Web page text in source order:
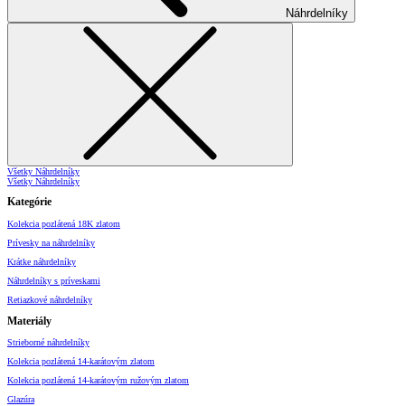
Náhrdelníky
Všetky Náhrdelníky
Všetky Náhrdelníky
Kategórie
Kolekcia pozlátená 18K zlatom
Prívesky na náhrdelníky
Krátke náhrdelníky
Náhrdelníky s príveskami
Retiazkové náhrdelníky
Materiály
Strieborné náhrdelníky
Kolekcia pozlátená 14-karátovým zlatom
Kolekcia pozlátená 14-karátovým ružovým zlatom
Glazúra